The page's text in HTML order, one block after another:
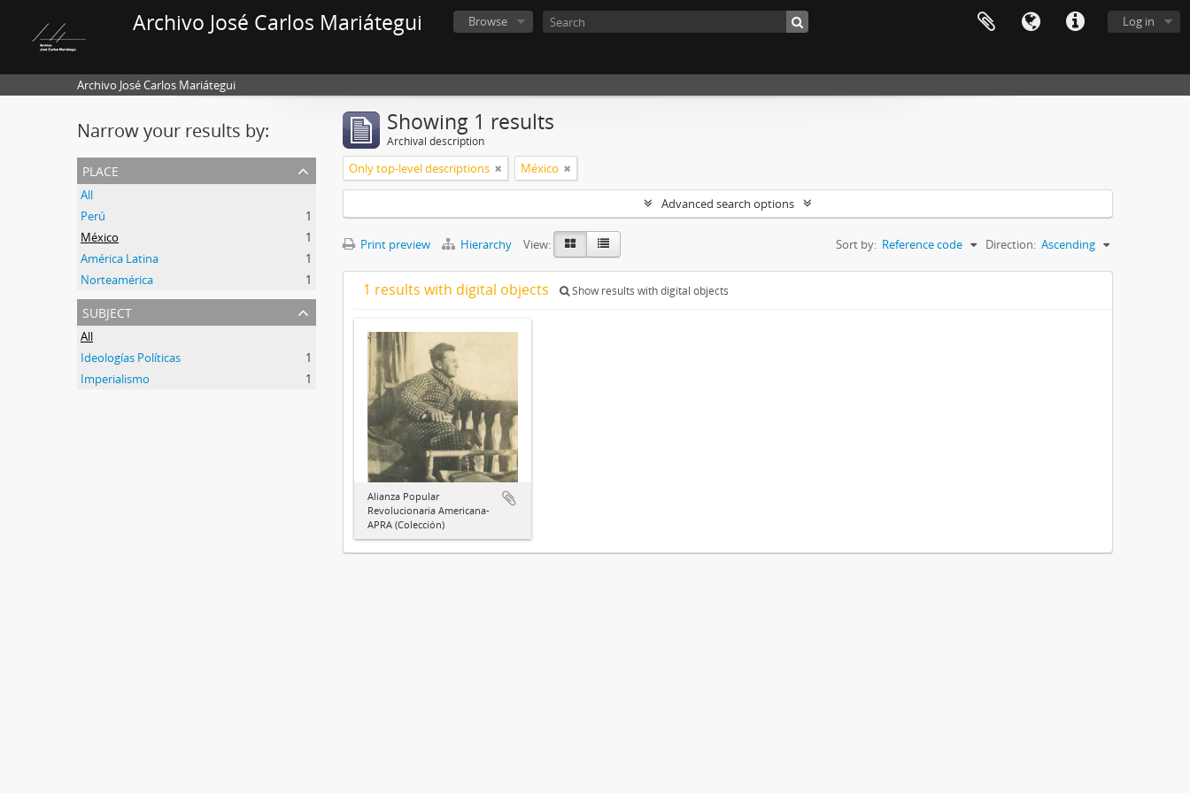
Archivo José Carlos Mariátegui Log in
Browse
Archivo José Carlos Mariátegui
Narrow your results by:
place
All
Perú
1
México
1
América Latina
1
Norteamérica
1
subject
All
Ideologías Políticas
1
Imperialismo
1
Showing 1 results
Archival description
Only top-level descriptions México
Advanced search options
Print preview Hierarchy View: Sort by: Reference code Direction: Ascending
1 results with digital objects Show results with digital objects
Alianza Popular
Revolucionaria Americana-
APRA (Colección)